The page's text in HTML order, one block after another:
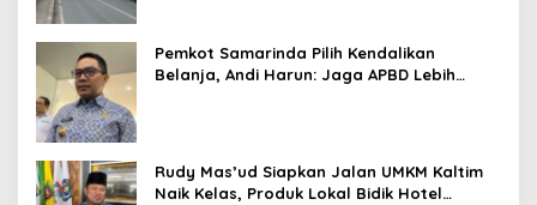
Pemkot Samarinda Pilih Kendalikan
Belanja, Andi Harun: Jaga APBD Lebih
Rudy Mas’ud Siapkan Jalan UMKM Kaltim
Naik Kelas, Produk Lokal Bidik Hotel